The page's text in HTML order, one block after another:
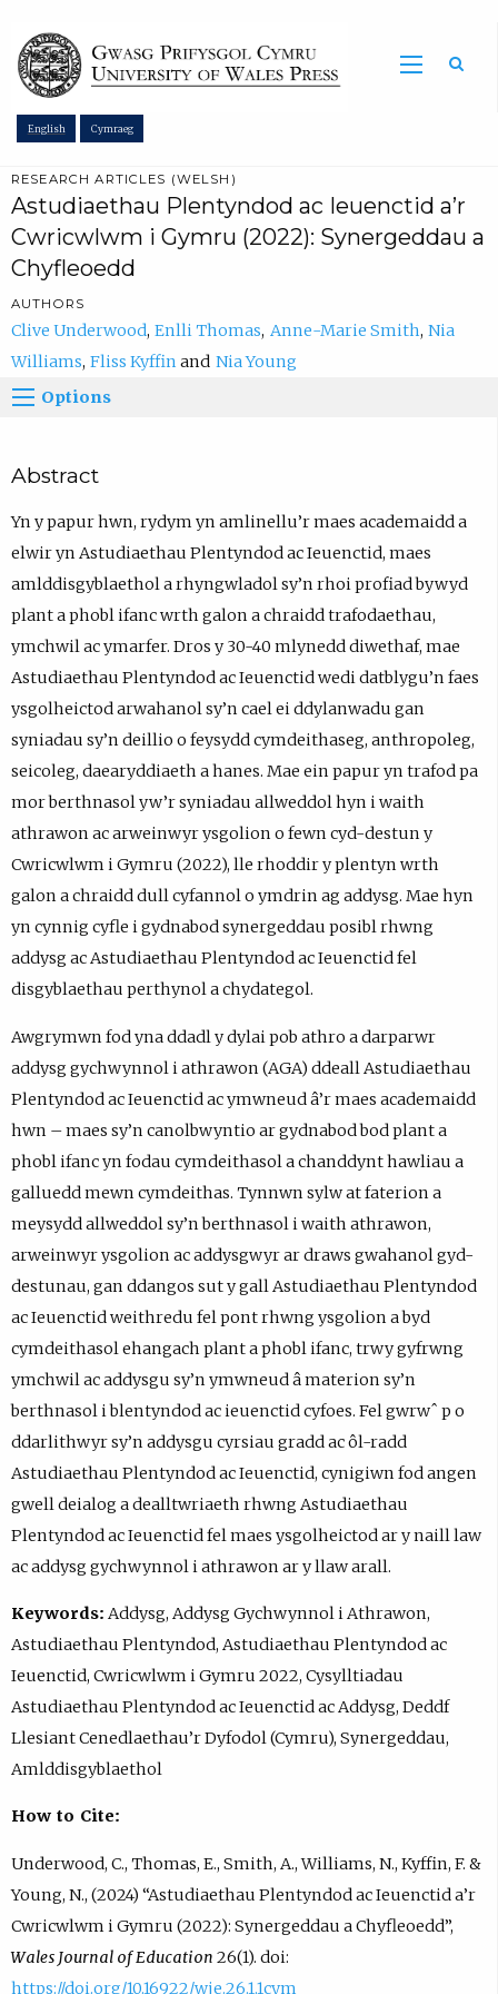
English Cymraeg
RESEARCH ARTICLES (WELSH)
Astudiaethau Plentyndod ac Ieuenctid a’r
Cwricwlwm i Gymru (2022): Synergeddau a
Chyfleoedd
AUTHORS
Clive Underwood Enlli Thomas Anne-Marie Smith Nia
Williams Fliss Kyffin
Nia Young
Options
Abstract
Yn y papur hwn, rydym yn amlinellu’r maes academaidd a
elwir yn Astudiaethau Plentyndod ac Ieuenctid, maes
amlddisgyblaethol a rhyngwladol sy’n rhoi profiad bywyd
plant a phobl ifanc wrth galon a chraidd trafodaethau,
ymchwil ac ymarfer. Dros y 30-40 mlynedd diwethaf, mae
Astudiaethau Plentyndod ac Ieuenctid wedi datblygu’n faes
ysgolheictod arwahanol sy’n cael ei ddylanwadu gan
syniadau sy’n deillio o feysydd cymdeithaseg, anthropoleg,
seicoleg, daearyddiaeth a hanes. Mae ein papur yn trafod pa
mor berthnasol yw’r syniadau allweddol hyn i waith
athrawon ac arweinwyr ysgolion o fewn cyd-destun y
Cwricwlwm i Gymru (2022), lle rhoddir y plentyn wrth
galon a chraidd dull cyfannol o ymdrin ag addysg. Mae hyn
yn cynnig cyfle i gydnabod synergeddau posibl rhwng
addysg ac Astudiaethau Plentyndod ac Ieuenctid fel
disgyblaethau perthynol a chydategol.
Awgrymwn fod yna ddadl y dylai pob athro a darparwr
addysg gychwynnol i athrawon (AGA) ddeall Astudiaethau
Plentyndod ac Ieuenctid ac ymwneud â’r maes academaidd
hwn – maes sy’n canolbwyntio ar gydnabod bod plant a
phobl ifanc yn fodau cymdeithasol a chanddynt hawliau a
galluedd mewn cymdeithas. Tynnwn sylw at faterion a
meysydd allweddol sy’n berthnasol i waith athrawon,
arweinwyr ysgolion ac addysgwyr ar draws gwahanol gyd-
destunau, gan ddangos sut y gall Astudiaethau Plentyndod
ac Ieuenctid weithredu fel pont rhwng ysgolion a byd
cymdeithasol ehangach plant a phobl ifanc, trwy gyfrwng
ymchwil ac addysgu sy’n ymwneud â materion sy’n
berthnasol i blentyndod ac ieuenctid cyfoes. Fel gwrwˆ p o
ddarlithwyr sy’n addysgu cyrsiau gradd ac ôl-radd
Astudiaethau Plentyndod ac Ieuenctid, cynigiwn fod angen
gwell deialog a dealltwriaeth rhwng Astudiaethau
Plentyndod ac Ieuenctid fel maes ysgolheictod ar y naill law
ac addysg gychwynnol i athrawon ar y llaw arall.
Keywords: Addysg, Addysg Gychwynnol i Athrawon,
Astudiaethau Plentyndod, Astudiaethau Plentyndod ac
Ieuenctid, Cwricwlwm i Gymru 2022, Cysylltiadau
Astudiaethau Plentyndod ac Ieuenctid ac Addysg, Deddf
Llesiant Cenedlaethau’r Dyfodol (Cymru), Synergeddau,
Amlddisgyblaethol
How to Cite:
Underwood, C., Thomas, E., Smith, A., Williams, N., Kyffin, F. &
Young, N., (2024) “Astudiaethau Plentyndod ac Ieuenctid a’r
Cwricwlwm i Gymru (2022): Synergeddau a Chyfleoedd”,
Wales Journal of Education 26(1). doi:
https://doi.org/10.16922/wje.26.1.1cym